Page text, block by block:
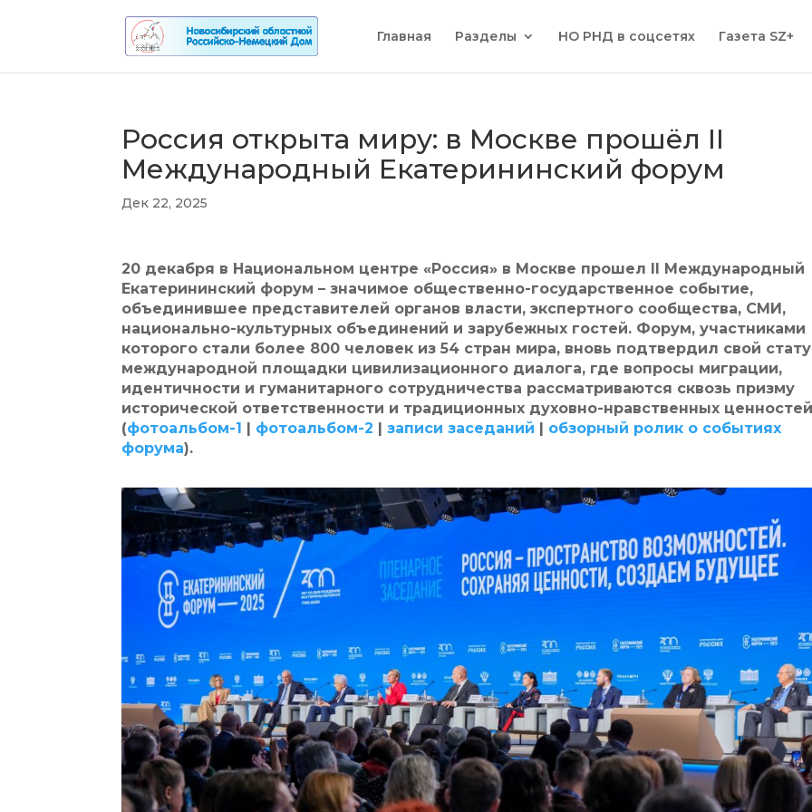
Главная Разделы НО РНД в соцсетях Газета SZ+
Россия открыта миру: в Москве прошёл II
Международный Екатерининский форум
Дек 22, 2025
20 декабря в Национальном центре «Россия» в Москве прошел II Международный
Екатерининский форум – значимое общественно-государственное событие,
объединившее представителей органов власти, экспертного сообщества, СМИ,
национально-культурных объединений и зарубежных гостей. Форум, участниками
которого стали более 800 человек из 54 стран мира, вновь подтвердил свой
международной площадки цивилизационного диалога, где вопросы миграции,
идентичности и гуманитарного сотрудничества рассматриваются сквозь призму
исторической ответственности и традиционных духовно-нравственных
(фотоальбом-1 | фотоальбом-2 |записи заседаний | обзорный ролик о событиях
форума).